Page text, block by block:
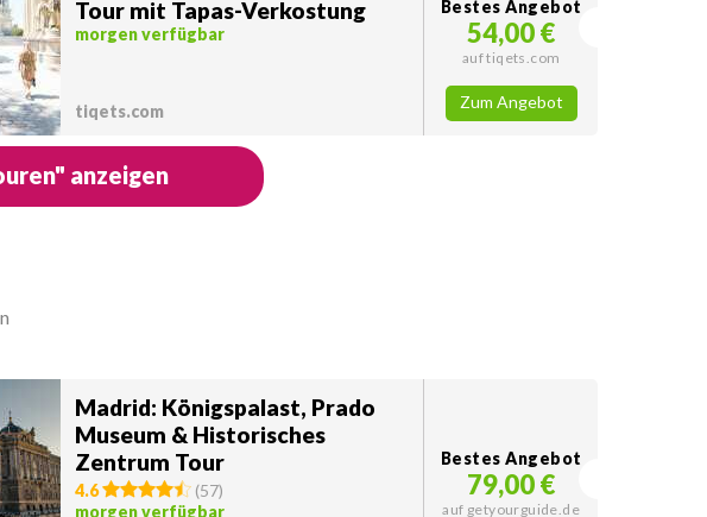
Tour mit Tapas-Verkostung
morgen verfügbar
tiqets.com
Bestes Angebot
54,00 €
auf tiqets.com
Zum Angebot
anzeigen
Madrid: Königspalast, Prado
Museum & Historisches
Zentrum Tour
4.6 (57)
morgen verfügbar
Bestes Angebot
79,00 €
auf getyourguide.de